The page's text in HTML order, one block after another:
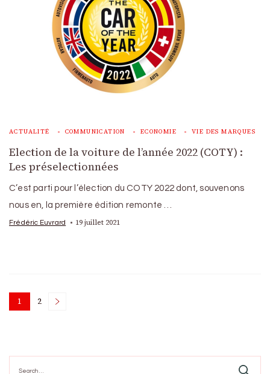
ACTUALITÉ COMMUNICATION ECONOMIE VIE DES MARQUES
Election de la voiture de l’année 2022 (COTY) :
Les préselectionnées
C’est parti pour l’élection du COTY 2022 dont, souvenons
nous en, la première édition remonte …
Frédéric Euvrard 19 juillet 2021
Posts
Page
1 Page
2
for: